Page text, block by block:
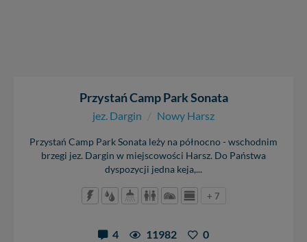
Przystań Camp Park Sonata
jez. Dargin / Nowy Harsz
Przystań Camp Park Sonata leży na północno - wschodnim
brzegi jez. Dargin w miejscowości Harsz. Do Państwa
dyspozycji jedna keja,...
+ 7
4 11982 0